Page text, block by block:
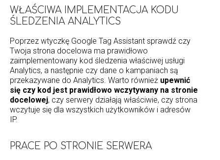
WŁAŚCIWA IMPLEMENTACJA KODU
ŚLEDZENIA ANALYTICS
Poprzez wtyczkę Google Tag Assistant sprawdź czy
Twoja strona docelowa ma prawidłowo
zaimplementowany kod śledzenia właściwej usługi
Analytics, a następnie czy dane o kampaniach są
przekazywane do Analytics. Warto również upewnić
się czy kod jest prawidłowo wczytywany na stronie
docelowej, czy serwery działają właściwie, czy strona
wczytuje się dla wszystkich użytkowników i adresów
IP.
PRACE PO STRONIE SERWERA